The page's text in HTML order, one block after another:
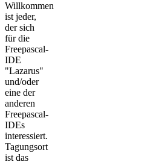
Willkommen
ist jeder,
der sich
für die
Freepascal-
IDE
"Lazarus"
und/oder
eine der
anderen
Freepascal-
IDEs
interessiert.
Tagungsort
ist das